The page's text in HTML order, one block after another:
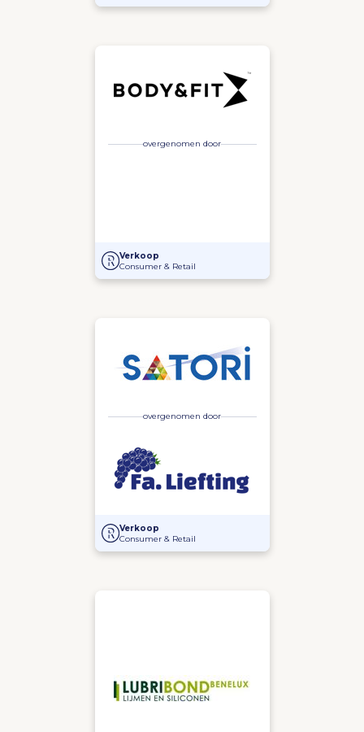
overgenomen door
Overname Body & Fit
Verkoop
Consumer & Retail
overgenomen door
Overname Fa H. Liefting door Satori Holland
Verkoop
Consumer & Retail